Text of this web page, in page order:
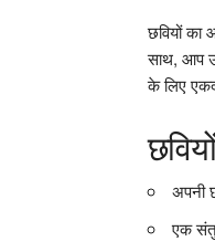
छवियों
साथ, आप
के लिए
अपनी
एक